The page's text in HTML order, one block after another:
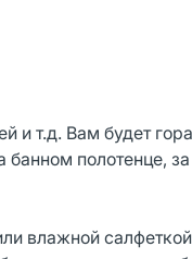
и т.д. Вам будет
полотенце,
влажной